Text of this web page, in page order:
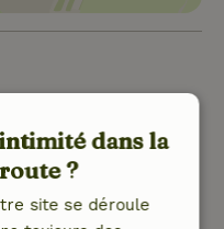
dans la
?
site se déroule